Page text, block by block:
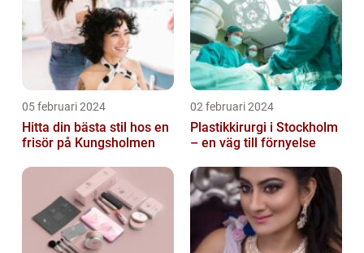
05 februari 2024
Hitta din bästa stil hos en
frisör på Kungsholmen
02 februari 2024
Plastikkirurgi i Stockholm
– en väg till förnyelse